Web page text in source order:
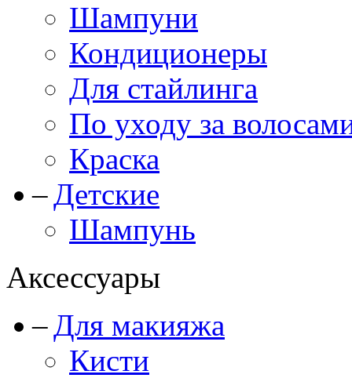
Шампуни
Кондиционеры
Для стайлинга
По уходу за
Краска
Детские
Шампунь
Аксессуары
Для макияжа
Кисти